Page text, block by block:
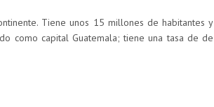
Tiene unos 15 millones de habitantes y
como capital Guatemala; tiene una tasa de de